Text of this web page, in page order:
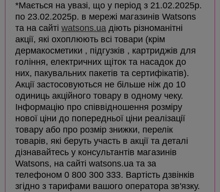
*Мається на увазі, що у період з 21.02.2025р.
по 23.02.2025р. в мережі магазинів Watsons
та на сайті watsons.ua діють різноманітні
акції, які охоплюють всі товари (крім
дермакосметики , підгузків , картриджів для
гоління, електричних щіток та насадок до
них, пакувальних пакетів та сертифікатів).
Акції застосовуються не більше ніж до 10
одиниць акційного товару в одному чеку.
Інформацію про співвідношення розміру
нової ціни до попередньої ціни реалізації
товару або про розмір знижки, перелік
товарів, які беруть участь в акції та деталі
дізнавайтесь у консультантів магазинів
Watsons, на сайті watsons.ua та за
телефоном 0 800 300 333. Вартість дзвінків
згідно з тарифами вашого оператора зв'язку.